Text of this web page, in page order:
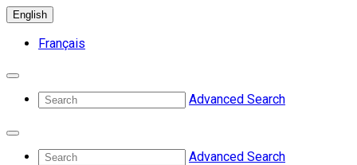
English
Français
Advanced Search
Advanced Search